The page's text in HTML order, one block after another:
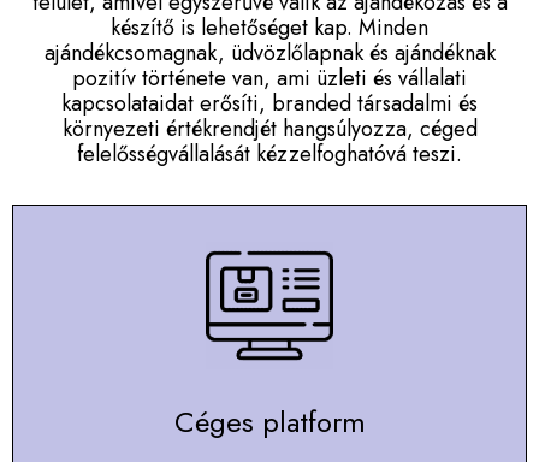
készítő is lehetőséget kap. Minden
ajándékcsomagnak, üdvözlőlapnak és ajándéknak
pozitív története van, ami üzleti és vállalati
kapcsolataidat erősíti, branded társadalmi és
környezeti értékrendjét hangsúlyozza, céged
felelősségvállalását kézzelfoghatóvá teszi.
Céges platform